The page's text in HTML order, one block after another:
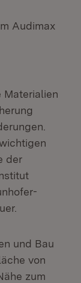
Audimax
Materialien
der
und Bau
von
zum